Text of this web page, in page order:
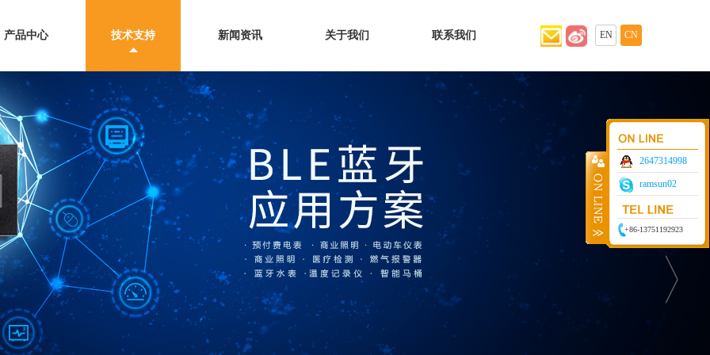
产品中心 技术支持 新闻资讯 关于我们 联系我们 EN CN
2647314998
ramsun02
+86-13751192923